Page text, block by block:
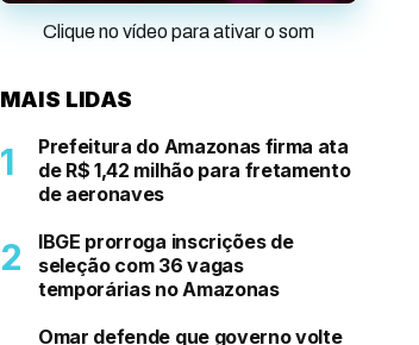
Clique no vídeo para ativar o som
MAIS LIDAS
Prefeitura do Amazonas firma ata
de R$ 1,42 milhão para fretamento
de aeronaves
IBGE prorroga inscrições de
seleção com 36 vagas
temporárias no Amazonas
Omar defende que governo volte